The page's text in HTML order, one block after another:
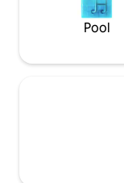
Pool